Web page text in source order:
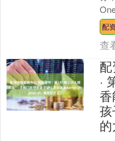
浪
配
查
·
的